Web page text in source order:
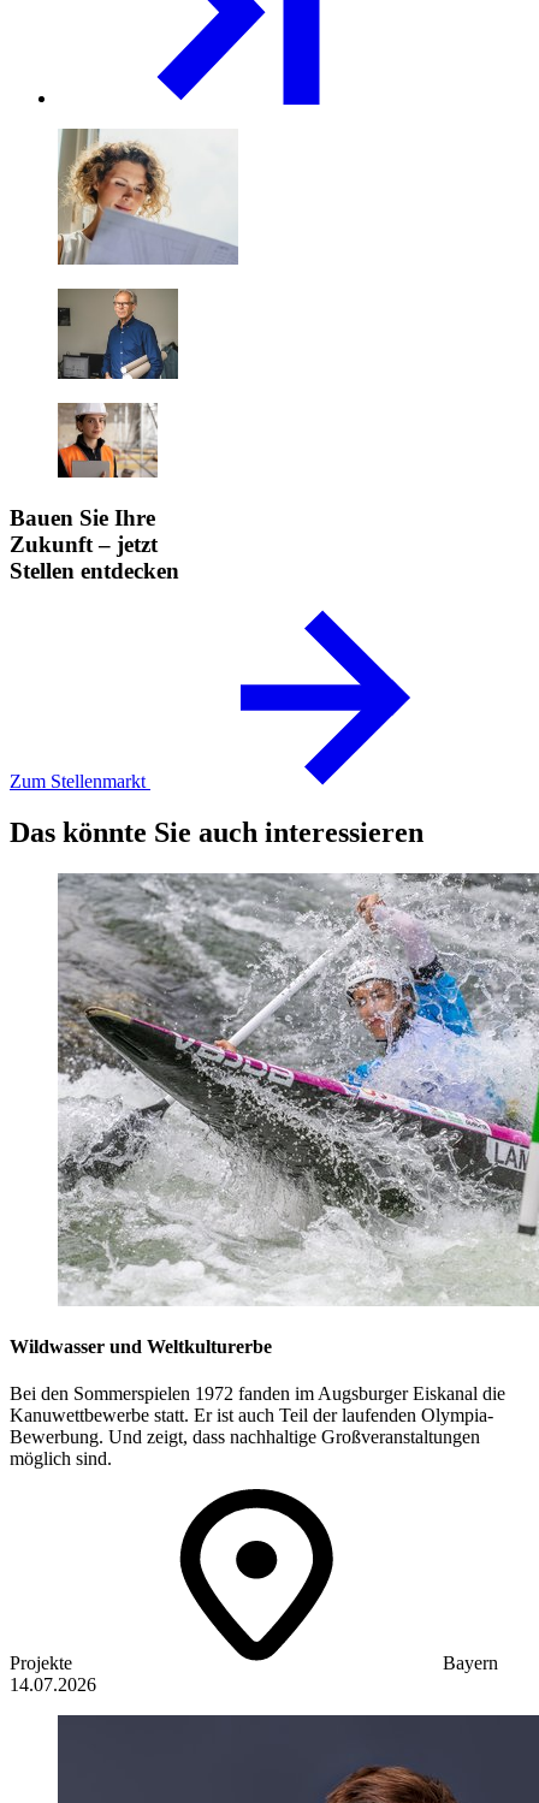
Bauen Sie Ihre
Zukunft – jetzt
Stellen entdecken
Zum Stellenmarkt
Das könnte Sie auch interessieren
Wildwasser und Weltkulturerbe
Bei den Sommerspielen 1972 fanden im Augsburger Eiskanal die
Kanuwettbewerbe statt. Er ist auch Teil der laufenden Olympia-
Bewerbung. Und zeigt, dass nachhaltige Großveranstaltungen
möglich sind.
Projekte
Bayern
14.07.2026